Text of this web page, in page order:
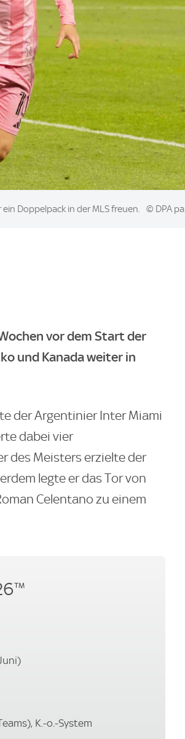
Doppelpack in der MLS freuen. © DPA pa
vor dem Start der
und Kanada weiter in
der Argentinier Inter Miami
dabei vier
des Meisters erzielte der
legte er das Tor von
Celentano zu einem
K.-o.-System